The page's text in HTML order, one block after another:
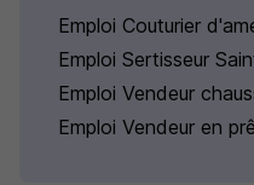
Emploi Couturier
Emploi Sertisseur
Emploi Vendeur
Emploi Vendeur en